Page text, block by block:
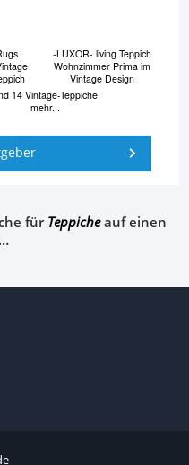
-LUXOR- living Teppich
Wohnzimmer Prima im
Vintage Design
14 Vintage-Teppiche
mehr...
fürTeppicheauf einen